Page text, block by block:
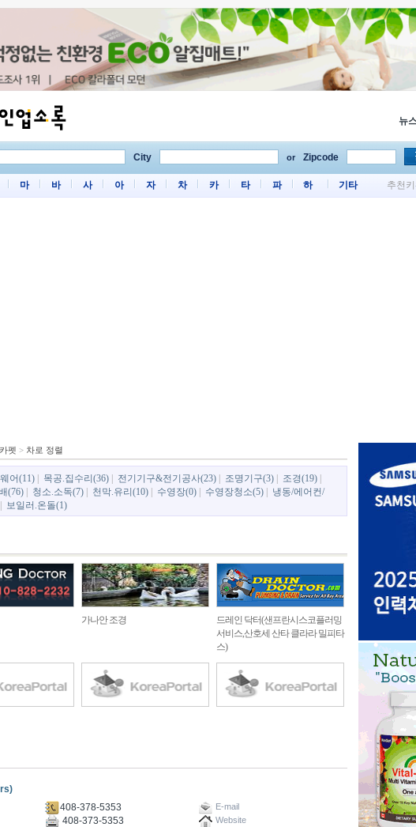
뉴
City or Zipcode
마 바 사 아 자 차 카 타 파 하 기타 추천
펫 > 차로 정렬
어(11) 목공.집수리(36) 전기기구&전기공사(23) 조명기구(3) 조경(19)
(76) 청소.소독(7) 천막.유리(10) 수영장(0) 수영장청소(5)
냉동/에어컨/
보일러.온돌(1)
가나안 조경
드레인 닥터(샌프란시스코플러밍
서비스,산호세 산타 클라라 밀피타
스)
408-378-5353 E-mail
408-373-5353 Website